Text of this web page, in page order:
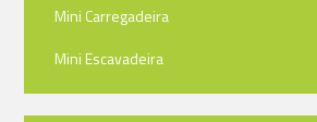
Mini Carregadeira
Mini Escavadeira